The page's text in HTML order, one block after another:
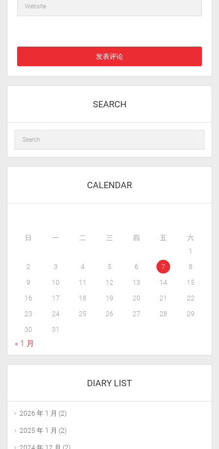
SEARCH
CALENDAR
日 一 二 三 四 五
六
1
2
3 4 5 6 7
8
9
10 11 12 13 14
15
16
17 18 19 20 21
22
23
24 25 26 27 28
29
30
31
« 1 月
DIARY LIST
2026 年 1 月 (2)
2025 年 1 月 (2)